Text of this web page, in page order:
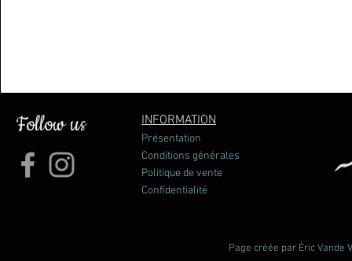
Follow us INFORMATION
Présentation
Conditions générales
Politique de vente
Confidentialité
Page créée par Èric Vande